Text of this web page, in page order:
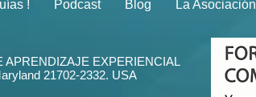
! Podcast Blog La Asociación
EXPERIENCIAL
21702-2332. USA